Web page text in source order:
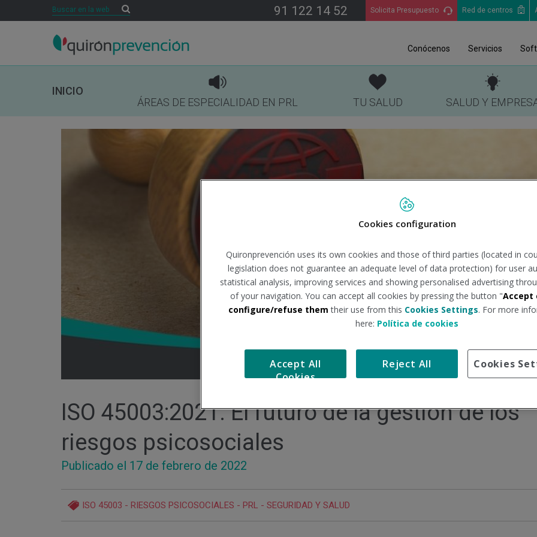
Buscar 91 122 14 52 Solicita Presupuesto Red de centros
Conócenos Servicios
INICIO
ÁREAS DE ESPECIALIDAD EN PRL
TU SALUD SALUD Y
ISO 45003:2021. El futuro de la gestión de los
riesgos psicosociales
Publicado el 17 de febrero de 2022
ISO 45003 - RIESGOS PSICOSOCIALES - PRL - SEGURIDAD Y SALUD
Cookies configuration
Quironprevención uses its own cookies and those of third parties (located in
legislation does not guarantee an adequate level of data protection) for user
statistical analysis, improving services and showing personalised advertising
of your navigation. You can accept all cookies by pressing the button "Accept
configure/refuse them their use from this Cookies Settings. For more
here: Política de cookies
Cookies
Reject All
Accept All
Cookies